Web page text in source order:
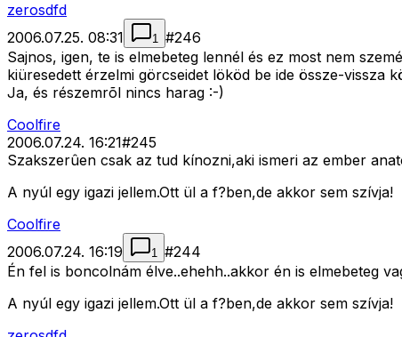
zerosdfd
2006.07.25. 08:31
1 #246
Sajnos, igen, te is elmebeteg lennél és ez most nem
kiüresedett érzelmi görcseidet lököd be ide össze-vissza
Ja, és részemrõl nincs harag :-)
Coolfire
2006.07.24. 16:21#245
Szakszerûen csak az tud kínozni,aki ismeri az ember
A nyúl egy igazi jellem.Ott ül a f?ben,de akkor sem szívja!
Coolfire
2006.07.24. 16:19
1 #244
Én fel is boncolnám élve..ehehh..akkor én is elmebeteg
A nyúl egy igazi jellem.Ott ül a f?ben,de akkor sem szívja!